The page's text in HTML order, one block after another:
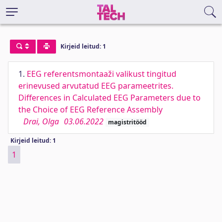
Kirjeid leitud: 1
1. EEG referentsmontaaži valikust tingitud
erinevused arvutatud EEG parameetrites.
Differences in Calculated EEG Parameters due to
the Choice of EEG Reference Assembly
Drai, Olga 03.06.2022 magistritööd
Kirjeid leitud: 1
1